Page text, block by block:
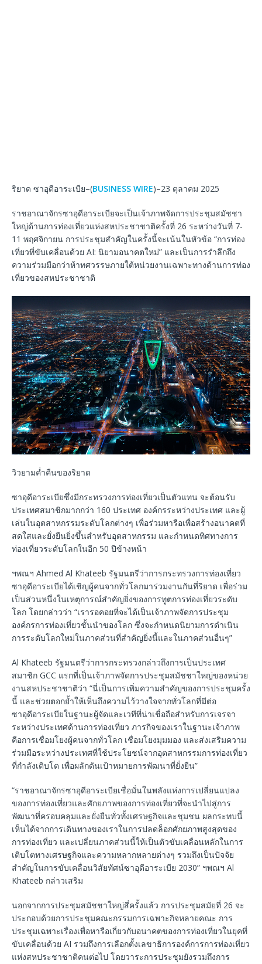
ริยาด ซาอุดีอาระเบีย–(BUSINESS WIRE)–23 ตุลาคม 2025
ราชอาณาจักรซาอุดีอาระเบียจะเป็นเจ้าภาพจัดการประชุมสมัชชา
ใหญ่ด้านการท่องเที่ยวแห่งสหประชาชาติครั้งที่ 26 ระหว่างวันที่ 7-
11 พฤศจิกายน การประชุมสำคัญในครั้งนี้จะเน้นในหัวข้อ “การท่อง
เที่ยวที่ขับเคลื่อนด้วย AI: นิยามอนาคตใหม่” และเป็นการรำลึกถึง
ความร่วมมือกว่าห้าทศวรรษภายใต้หน่วยงานเฉพาะทางด้านการท่อง
เที่ยวของสหประชาชาติ
วิวยามค่ำคืนของริยาด
ซาอุดีอาระเบียซึ่งมีกระทรวงการท่องเที่ยวเป็นตัวแทน จะต้อนรับ
ประเทศสมาชิกมากกว่า 160 ประเทศ องค์กรระหว่างประเทศ และผู้
เล่นในอุตสาหกรรมระดับโลกต่างๆ เพื่อร่วมหารือเพื่อสร้างอนาคตที่
สดใสและยั่งยืนยิ่งขึ้นสำหรับอุตสาหกรรม และกำหนดทิศทางการ
ท่องเที่ยวระดับโลกในอีก 50 ปีข้างหน้า
ฯพณฯ Ahmed Al Khateeb รัฐมนตรีว่าการกระทรวงการท่องเที่ยว
ซาอุดีอาระเบียได้เชิญผู้คนจากทั่วโลกมาร่วมงานกันที่ริยาด เพื่อร่วม
เป็นส่วนหนึ่งในเหตุการณ์สำคัญยิ่งของการทูตการท่องเที่ยวระดับ
โลก โดยกล่าวว่า “เรารอคอยที่จะได้เป็นเจ้าภาพจัดการประชุม
องค์กรการท่องเที่ยวชั้นนำของโลก ซึ่งจะกำหนดนิยามการดำเนิน
การระดับโลกใหม่ในภาคส่วนที่สำคัญยิ่งนี้และในภาคส่วนอื่นๆ”
Al Khateeb รัฐมนตรีว่าการกระทรวงกล่าวถึงการเป็นประเทศ
สมาชิก GCC แรกที่เป็นเจ้าภาพจัดการประชุมสมัชชาใหญ่ของหน่วย
งานสหประชาชาติว่า “นี่เป็นการเพิ่มความสำคัญของการประชุมครั้ง
นี้ และช่วยตอกย้ำให้เห็นถึงความไว้วางใจจากทั่วโลกที่มีต่อ
ซาอุดีอาระเบียในฐานะผู้จัดและเวทีที่น่าเชื่อถือสำหรับการเจรจา
ระหว่างประเทศด้านการท่องเที่ยว ภารกิจของเราในฐานะเจ้าภาพ
คือการเชื่อมโยงผู้คนจากทั่วโลก เชื่อมโยงมุมมอง และส่งเสริมความ
ร่วมมือระหว่างประเทศที่ใช้ประโยชน์จากอุตสาหกรรมการท่องเที่ยว
ที่กำลังเติบโต เพื่อผลักดันเป้าหมายการพัฒนาที่ยั่งยืน”
“ราชอาณาจักรซาอุดีอาระเบียเชื่อมั่นในพลังแห่งการเปลี่ยนแปลง
ของการท่องเที่ยวและศักยภาพของการท่องเที่ยวที่จะนำไปสู่การ
พัฒนาที่ครอบคลุมและยั่งยืนทั่วทั้งเศรษฐกิจและชุมชน ผลกระทบนี้
เห็นได้จากการเดินทางของเราในการปลดล็อกศักยภาพสูงสุดของ
การท่องเที่ยว และเปลี่ยนภาคส่วนนี้ให้เป็นตัวขับเคลื่อนหลักในการ
เติบโตทางเศรษฐกิจและความหลากหลายต่างๆ รวมถึงเป็นปัจจัย
สำคัญในการขับเคลื่อนวิสัยทัศน์ซาอุดีอาระเบีย 2030” ฯพณฯ Al
Khateeb กล่าวเสริม
นอกจากการประชุมสมัชชาใหญ่สี่ครั้งแล้ว การประชุมสมัยที่ 26 จะ
ประกอบด้วยการประชุมคณะกรรมการเฉพาะกิจหลายคณะ การ
ประชุมเฉพาะเรื่องเพื่อหารือเกี่ยวกับอนาคตของการท่องเที่ยวในยุคที่
ขับเคลื่อนด้วย AI รวมถึงการเลือกตั้งเลขาธิการองค์การการท่องเที่ยว
แห่งสหประชาชาติคนต่อไป โดยวาระการประชุมยังรวมถึงการ